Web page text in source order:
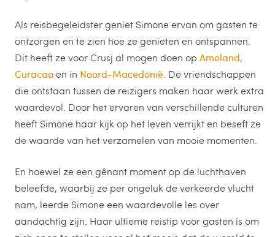
Als reisbegeleidster geniet Simone ervan om gasten te
ontzorgen en te zien hoe ze genieten en ontspannen.
Dit heeft ze voor Crusj al mogen doen op Ameland,
Curacaoen in Noord-Macedonië. De vriendschappen
die ontstaan tussen de reizigers maken haar werk extra
waardevol. Door het ervaren van verschillende culturen
heeft Simone haar kijk op het leven verrijkt en beseft ze
de waarde van het verzamelen van mooie momenten.
En hoewel ze een gênant moment op de luchthaven
beleefde, waarbij ze per ongeluk de verkeerde vlucht
nam, leerde Simone een waardevolle les over
aandachtig zijn. Haar ultieme reistip voor gasten is om